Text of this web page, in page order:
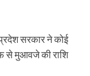
सरकार ने कोई
से मुआवजे की राशि